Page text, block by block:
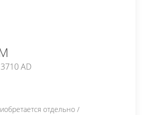
AD
отдельно /